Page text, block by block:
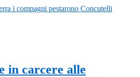
i compagni pestarono Concutelli
in carcere alle